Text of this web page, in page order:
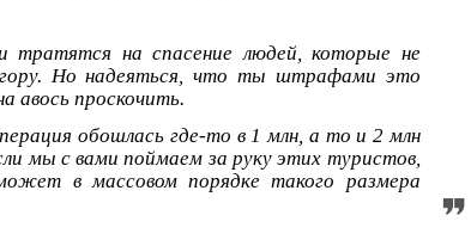
тратятся на спасение людей, которые не
гору. Но надеяться, что ты штрафами это
авось проскочить.
обошлась где-то в 1 млн, а то и 2 млн
мы с вами поймаем за руку этих туристов,
в массовом порядке такого размера